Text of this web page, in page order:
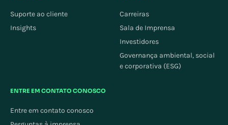
Suporte ao cliente
Insights
Carreiras
Sala de Imprensa
Investidores
Governança ambiental, social
e corporativa (ESG)
ENTRE EM CONTATO CONOSCO
Entre em contato conosco